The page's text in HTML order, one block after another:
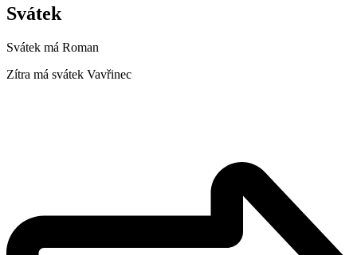
Svátek
Svátek má Roman
Zítra má svátek Vavřinec